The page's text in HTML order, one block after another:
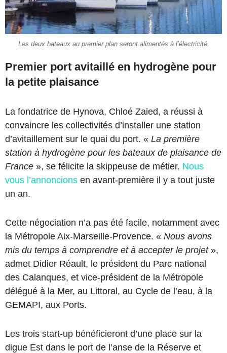
Les deux bateaux au premier plan seront alimentés à l’électricité.
Premier port avitaillé en hydrogène pour
la petite plaisance
La fondatrice de Hynova, Chloé Zaied, a réussi à
convaincre les collectivités d’installer une station
d’avitaillement sur le quai du port. « La première
station à hydrogène pour les bateaux de plaisance de
France », se félicite la skippeuse de métier. Nous
vous l’annoncions en avant-première il y a tout juste
un an.
Cette négociation n’a pas été facile, notamment avec
la Métropole Aix-Marseille-Provence. « Nous avons
mis du temps à comprendre et à accepter le projet »,
admet Didier Réault, le président du Parc national
des Calanques, et vice-président de la Métropole
délégué à la Mer, au Littoral, au Cycle de l’eau, à la
GEMAPI, aux Ports.
Les trois start-up bénéficieront d’une place sur la
digue Est dans le port de l’anse de la Réserve et